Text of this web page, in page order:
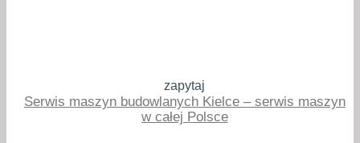
zapytaj
Serwis maszyn budowlanych Kielce – serwis maszyn
w całej Polsce